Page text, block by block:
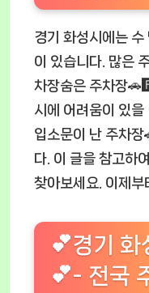
경기 화성시에는
이 있습니다. 많은
차장숨은 주차장
시에 어려움이 있
입소문이 난 주차
다. 이 글을 참고하
찾아보세요. 이제
💕경기 화
💕- 전국